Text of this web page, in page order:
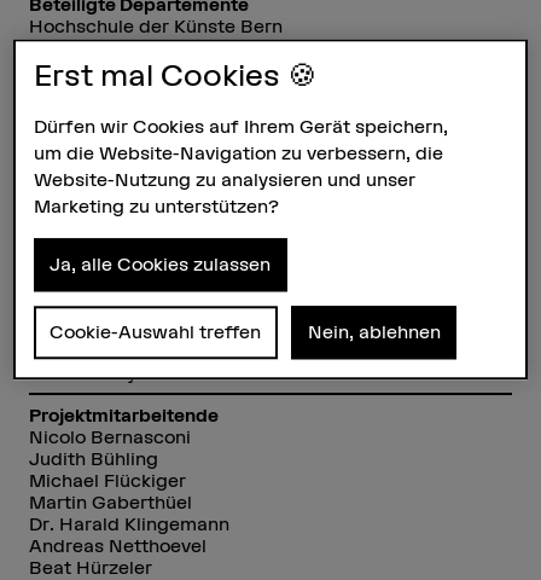
Beteiligte Departemente
Hochschule der Künste Bern
Institut(e)
Institute of Design Research
Forschungseinheit(en)
Environmental Communication Design
Knowledge Visualization
Förderorganisation
Andere
01.06.2013 - 31.12.2016
Prof. Jimmy Schmid
Projektmitarbeitende
Nicolo Bernasconi
Judith Bühling
Michael Flückiger
Martin Gaberthüel
Dr. Harald Klingemann
Andreas Netthoevel
Beat Hürzeler
Erst mal Cookies 🍪
Dürfen wir Cookies auf Ihrem Gerät speichern,
um die Website-Navigation zu verbessern, die
Website-Nutzung zu analysieren und unser
Marketing zu unterstützen?
Ja, alle Cookies zulassen
Cookie-Auswahl treffen Nein, ablehnen